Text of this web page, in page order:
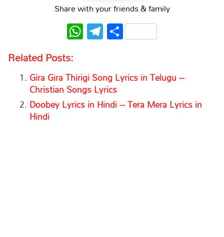
Share with your friends & family
WhatsApp
Telegram
Share
Related Posts:
Gira Gira Thirigi Song Lyrics in Telugu –
Christian Songs Lyrics
Doobey Lyrics in Hindi – Tera Mera Lyrics in
Hindi